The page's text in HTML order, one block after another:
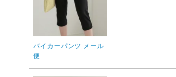
バイカーパンツ メール
便